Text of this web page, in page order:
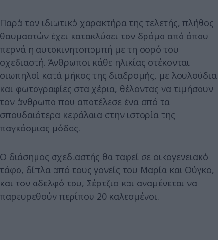
Παρά τον ιδιωτικό χαρακτήρα της τελετής, πλήθος
θαυμαστών έχει κατακλύσει τον δρόμο από όπου
περνά η αυτοκινητοπομπή με τη σορό του
σχεδιαστή. Άνθρωποι κάθε ηλικίας στέκονται
σιωπηλοί κατά μήκος της διαδρομής, με λουλούδια
και φωτογραφίες στα χέρια, θέλοντας να τιμήσουν
τον άνθρωπο που αποτέλεσε ένα από τα
σπουδαιότερα κεφάλαια στην ιστορία της
παγκόσμιας μόδας.
Ο διάσημος σχεδιαστής θα ταφεί σε οικογενειακό
τάφο, δίπλα από τους γονείς του Μαρία και Ούγκο,
και τον αδελφό του, Σέρτζιο και αναμένεται να
παρευρεθούν περίπου 20 καλεσμένοι.